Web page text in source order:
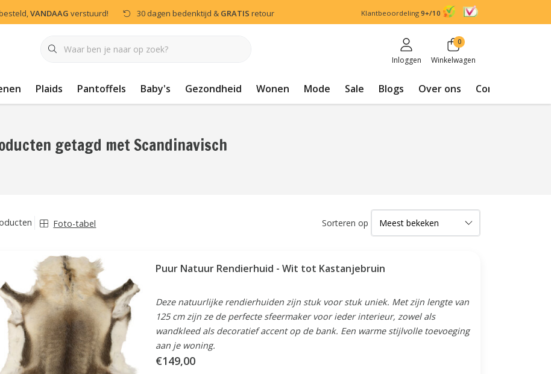
VANDAAG verstuurd! 30 dagen bedenktijd & GRATIS retour Klantbeoordeling 9+/10
Inloggen
0
Winkelwagen
Plaids Pantoffels Baby's Gezondheid Wonen Mode Sale Blogs Over ons Contact
getagd met Scandinavisch
Foto-tabel Sorteren op
Puur Natuur Rendierhuid - Wit tot Kastanjebruin
Deze natuurlijke rendierhuiden zijn stuk voor stuk uniek. Met zijn lengte van
125 cm zijn ze de perfecte sfeermaker voor ieder interieur, zowel als
wandkleed als decoratief accent op de bank. Een warme stijlvolle toevoeging
aan je woning.
€149,00